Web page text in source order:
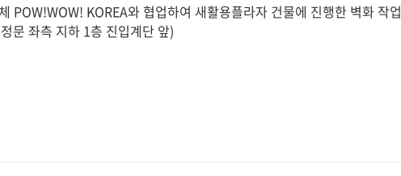
POW!WOW! KOREA와 협업하여 새활용플라자 건물에 진행한 벽화 작업
문 좌측 지하 1층 진입계단 앞)